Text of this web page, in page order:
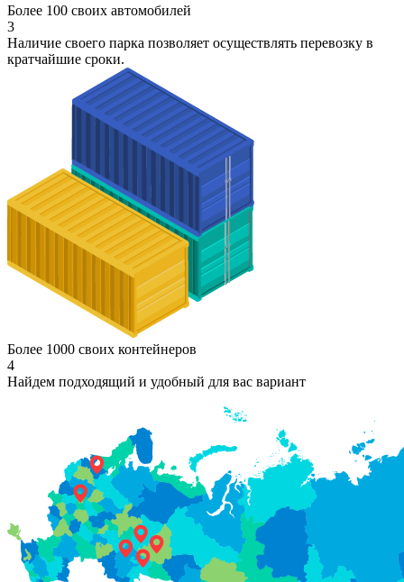
Более 100 своих автомобилей
3
Наличие своего парка позволяет осуществлять перевозку в
кратчайшие сроки.
Более 1000 своих контейнеров
4
Найдем подходящий и удобный для вас вариант